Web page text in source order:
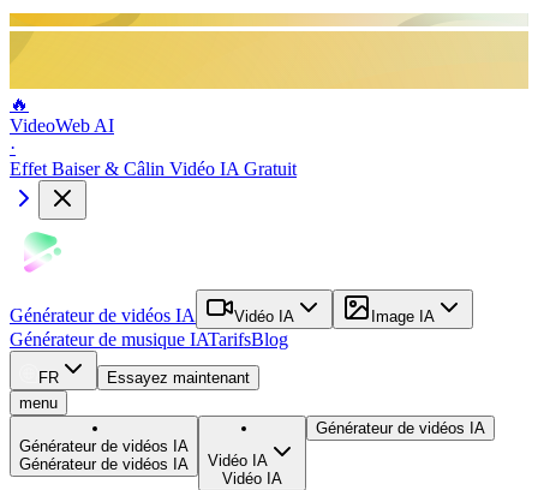
🔥
VideoWeb AI
·
Effet Baiser & Câlin Vidéo IA Gratuit
Générateur de vidéos IA Vidéo IA Image IA
Générateur de musique IATarifsBlog
FR
Essayez maintenant
menu
Générateur de vidéos IA
Générateur de vidéos IA
Vidéo IA
Vidéo IA
Générateur de vidéos IA